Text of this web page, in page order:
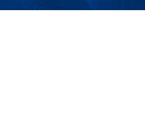
Rhodos. Letiště Rhodos
patří bazén s lehátky a